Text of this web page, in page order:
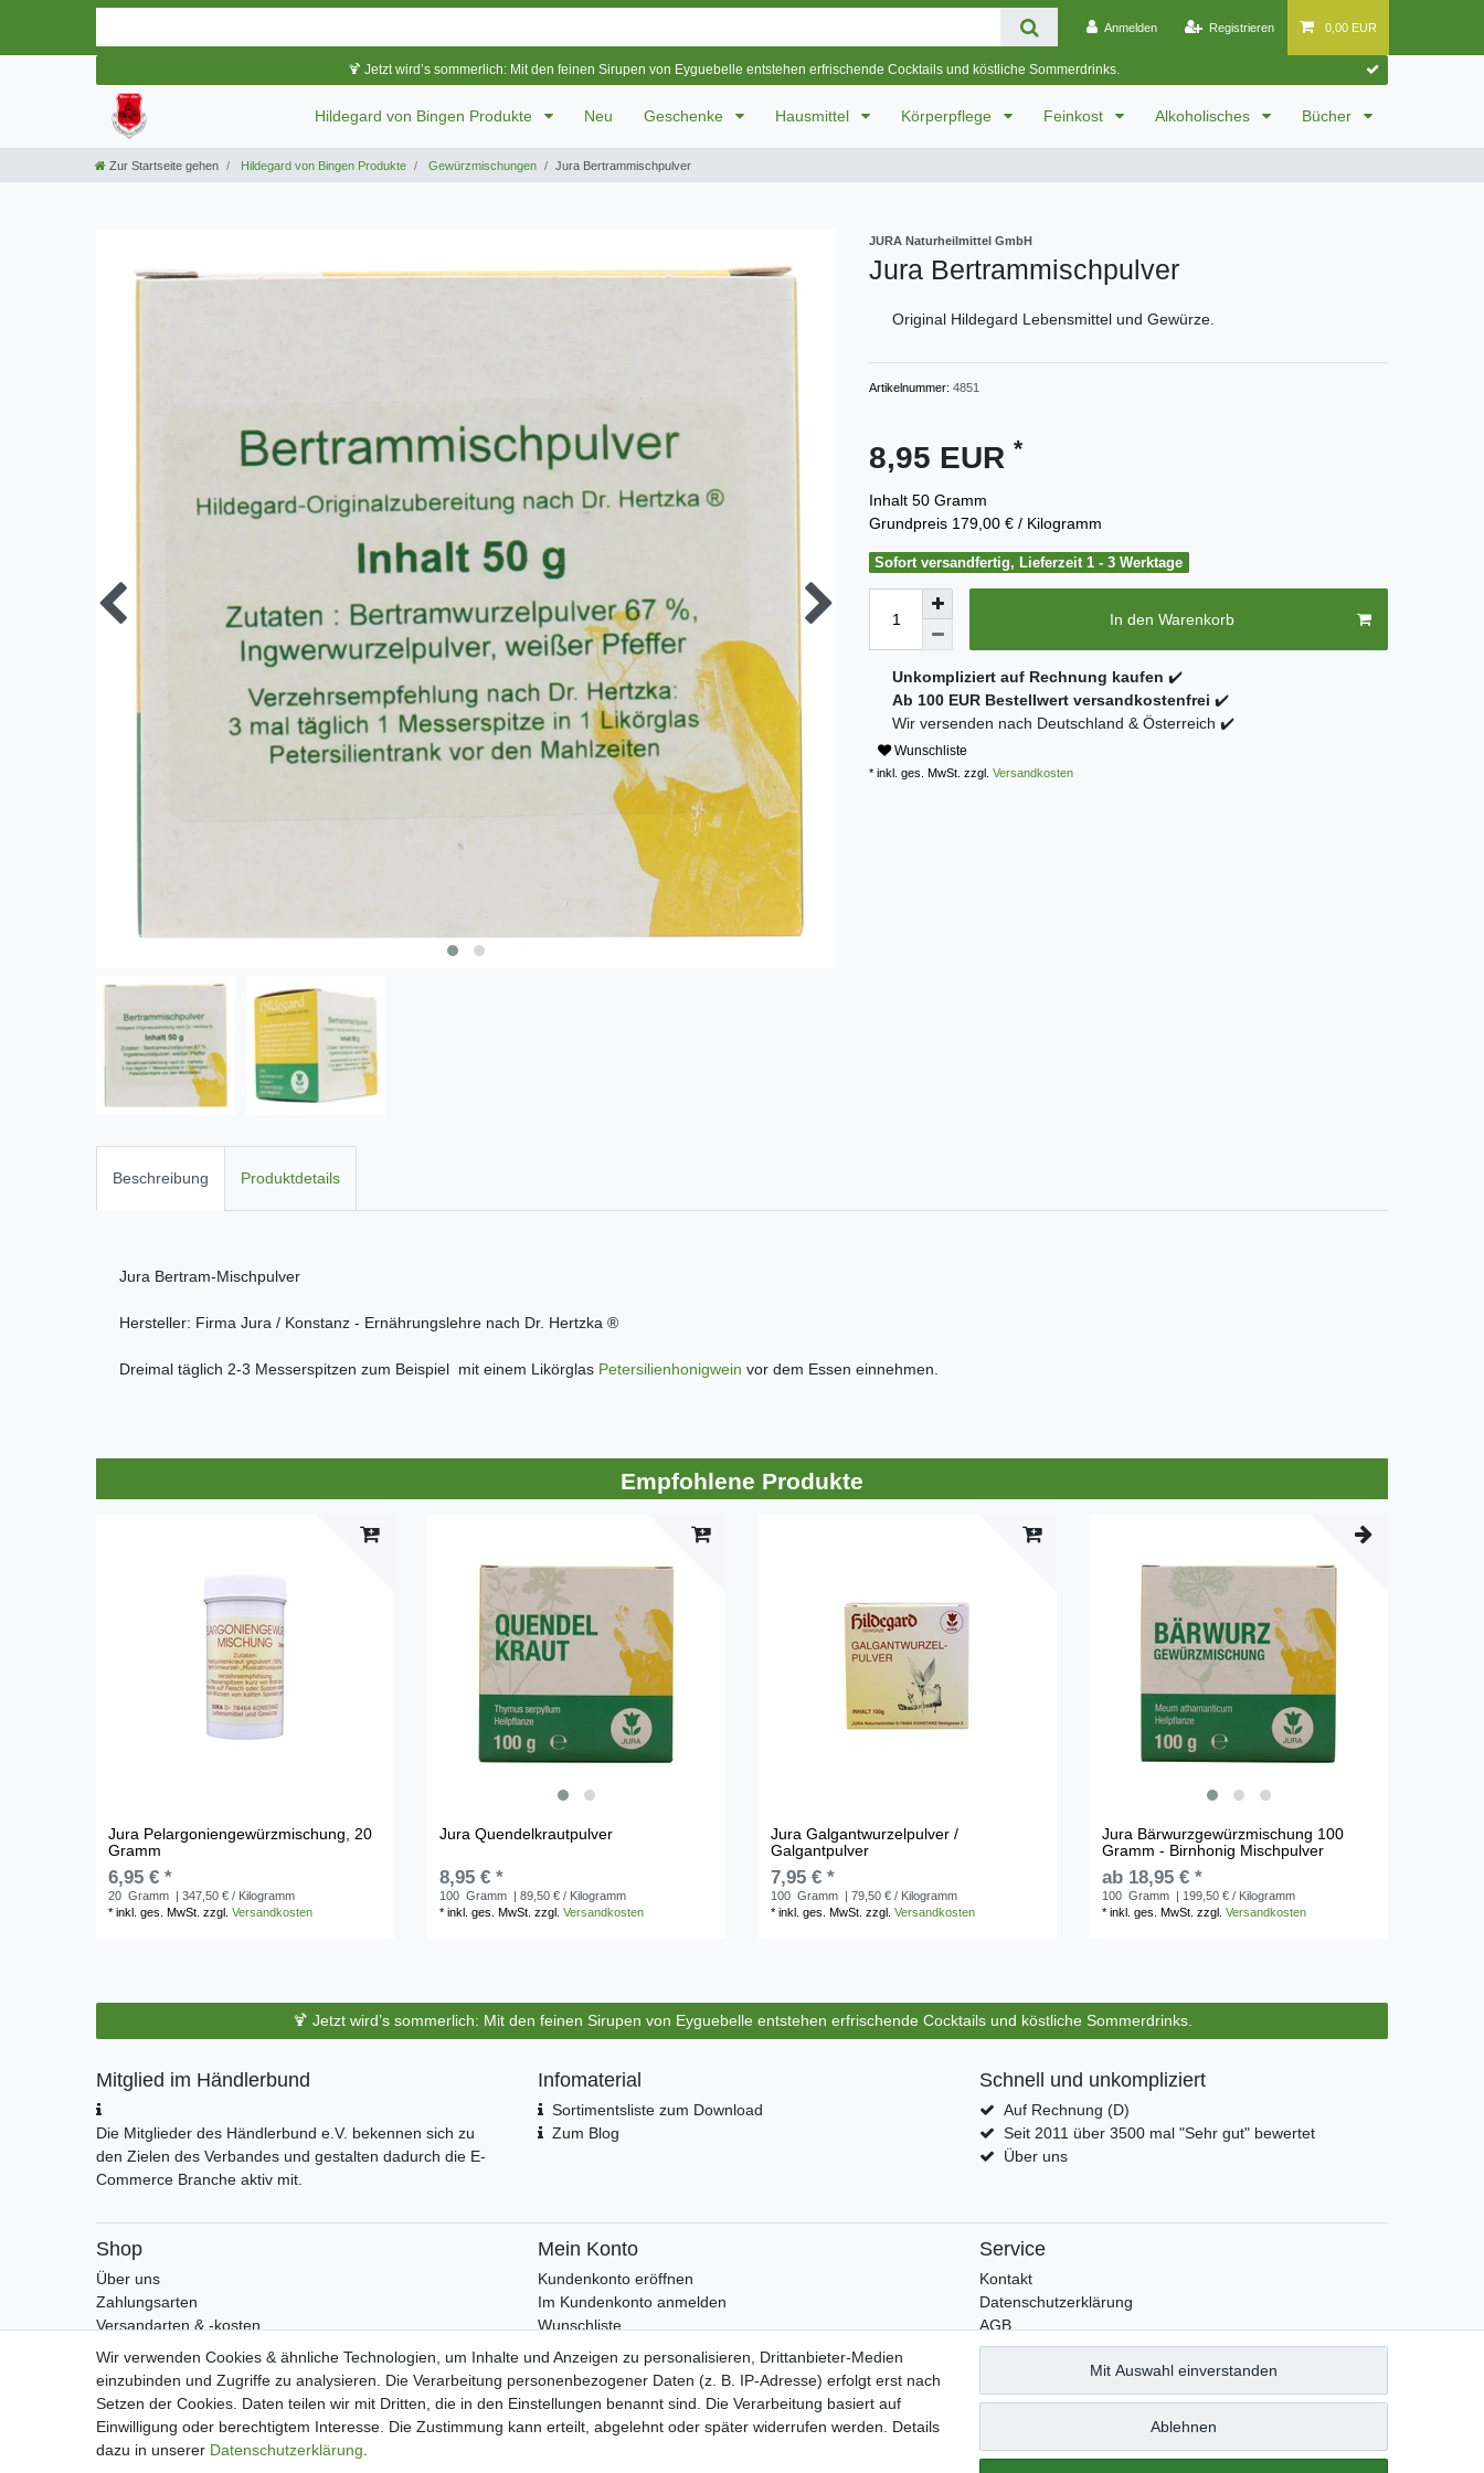
Anmelden Registrieren 0,00 EUR
🍹 Jetzt wird’s sommerlich: Mit den feinen Sirupen von Eyguebelle entstehen erfrischende Cocktails und köstliche Sommerdrinks.
Hildegard von Bingen Produkte Neu Geschenke Hausmittel Körperpflege Feinkost Alkoholisches Bücher
Zur Startseite gehen Hildegard von Bingen Produkte Gewürzmischungen Jura Bertrammischpulver
JURA Naturheilmittel GmbH
Jura Bertrammischpulver
Original Hildegard Lebensmittel und Gewürze.
Artikelnummer: 4851
8,95 EUR *
Inhalt 50 Gramm
Grundpreis 179,00 € / Kilogramm
Sofort versandfertig, Lieferzeit 1 - 3 Werktage
In den Warenkorb
Unkompliziert auf Rechnung kaufen ✔️
Ab 100 EUR Bestellwert versandkostenfrei ✔️
Wir versenden nach Deutschland & Österreich ✔️
Wunschliste
* inkl. ges. MwSt. zzgl. Versandkosten
Beschreibung Produktdetails
Jura Bertram-Mischpulver
Hersteller: Firma Jura / Konstanz - Ernährungslehre nach Dr. Hertzka ®
Dreimal täglich 2-3 Messerspitzen zum Beispiel mit einem Likörglas Petersilienhonigwein vor dem Essen einnehmen.
Empfohlene Produkte
Jura Pelargoniengewürzmischung, 20
Gramm
6,95 € *
20 Gramm | 347,50 € / Kilogramm
*inkl. ges. MwSt. zzgl.Versandkosten
Jura Quendelkrautpulver
8,95 € *
100 Gramm | 89,50 € / Kilogramm
*inkl. ges. MwSt. zzgl.Versandkosten
Jura Galgantwurzelpulver /
Galgantpulver
7,95 € *
100 Gramm | 79,50 € / Kilogramm
*inkl. ges. MwSt. zzgl.Versandkosten
Jura Bärwurzgewürzmischung 100
Gramm - Birnhonig Mischpulver
ab 18,95 € *
100 Gramm | 199,50 € / Kilogramm
*inkl. ges. MwSt. zzgl.Versandkosten
🍹 Jetzt wird’s sommerlich: Mit den feinen Sirupen von Eyguebelle entstehen erfrischende Cocktails und köstliche Sommerdrinks.
Mitglied im Händlerbund
Die Mitglieder des Händlerbund e.V. bekennen sich zu
den Zielen des Verbandes und gestalten dadurch die E-
Commerce Branche aktiv mit.
Infomaterial
Sortimentsliste zum Download
Zum Blog
Schnell und unkompliziert
Auf Rechnung (D)
Seit 2011 über 3500 mal "Sehr gut" bewertet
Über uns
Shop
Über uns
Zahlungsarten
Versandarten & -kosten
Widerrufsrecht
Warenkorb
Zur Kasse
Mein Konto
Kundenkonto eröffnen
Im Kundenkonto anmelden
Wunschliste
Service
Kontakt
Datenschutzerklärung
AGB
Impressum
Newsletter An & Abmeldung
Wir verwenden Cookies & ähnliche Technologien, um Inhalte und Anzeigen zu personalisieren, Drittanbieter-Medien
einzubinden und Zugriffe zu analysieren. Die Verarbeitung personenbezogener Daten (z. B. IP-Adresse) erfolgt erst nach
Setzen der Cookies. Daten teilen wir mit Dritten, die in den Einstellungen benannt sind. Die Verarbeitung basiert auf
Einwilligung oder berechtigtem Interesse. Die Zustimmung kann erteilt, abgelehnt oder später widerrufen werden. Details
dazu in unserer Daten­schutz­erklärung
Ablehnen
Mit Auswahl einverstanden